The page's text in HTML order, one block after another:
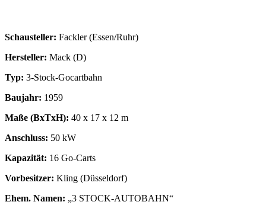
Schausteller: Fackler (Essen/Ruhr)
Hersteller: Mack (D)
Typ: 3-Stock-Gocartbahn
Baujahr: 1959
Maße (BxTxH): 40 x 17 x 12 m
Anschluss: 50 kW
Kapazität: 16 Go-Carts
Vorbesitzer: Kling (Düsseldorf)
Ehem. Namen: „3 STOCK-AUTOBAHN“